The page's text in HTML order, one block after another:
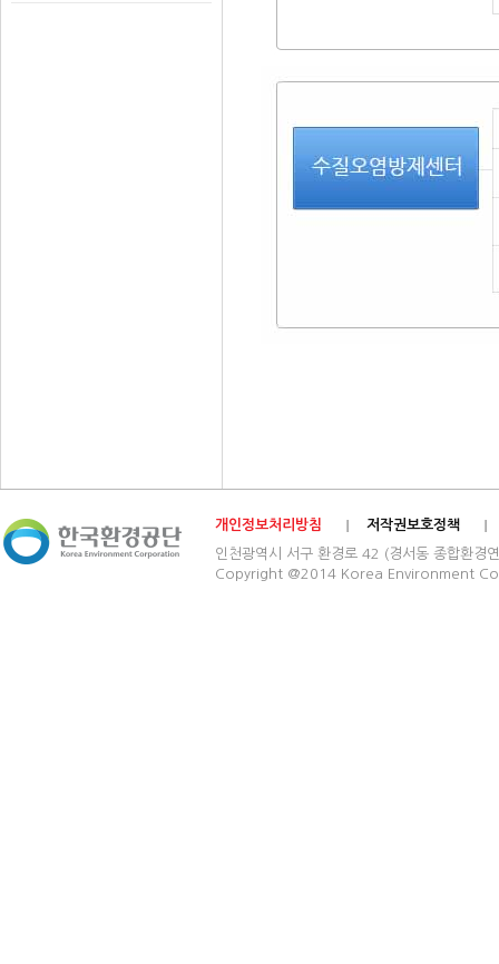
개인정보처리방침
저작권보호정책
인천광역시 서구 환경로 42 (경서동 종합
Copyright @2014 Korea Environment